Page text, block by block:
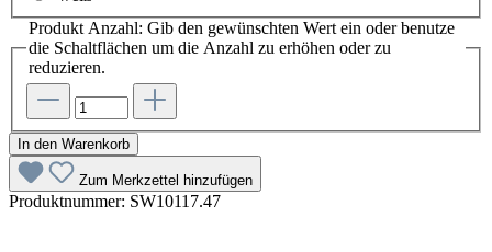
Produkt Anzahl: Gib den gewünschten Wert ein oder benutze
die Schaltflächen um die Anzahl zu erhöhen oder zu
reduzieren.
In den Warenkorb
Zum Merkzettel hinzufügen
Produktnummer: SW10117.47